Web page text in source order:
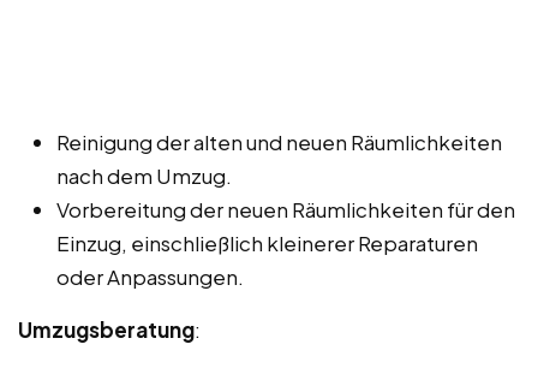
Reinigung der alten und neuen Räumlichkeiten
nach dem Umzug.
Vorbereitung der neuen Räumlichkeiten für den
Einzug, einschließlich kleinerer Reparaturen
oder Anpassungen.
Umzugsberatung: